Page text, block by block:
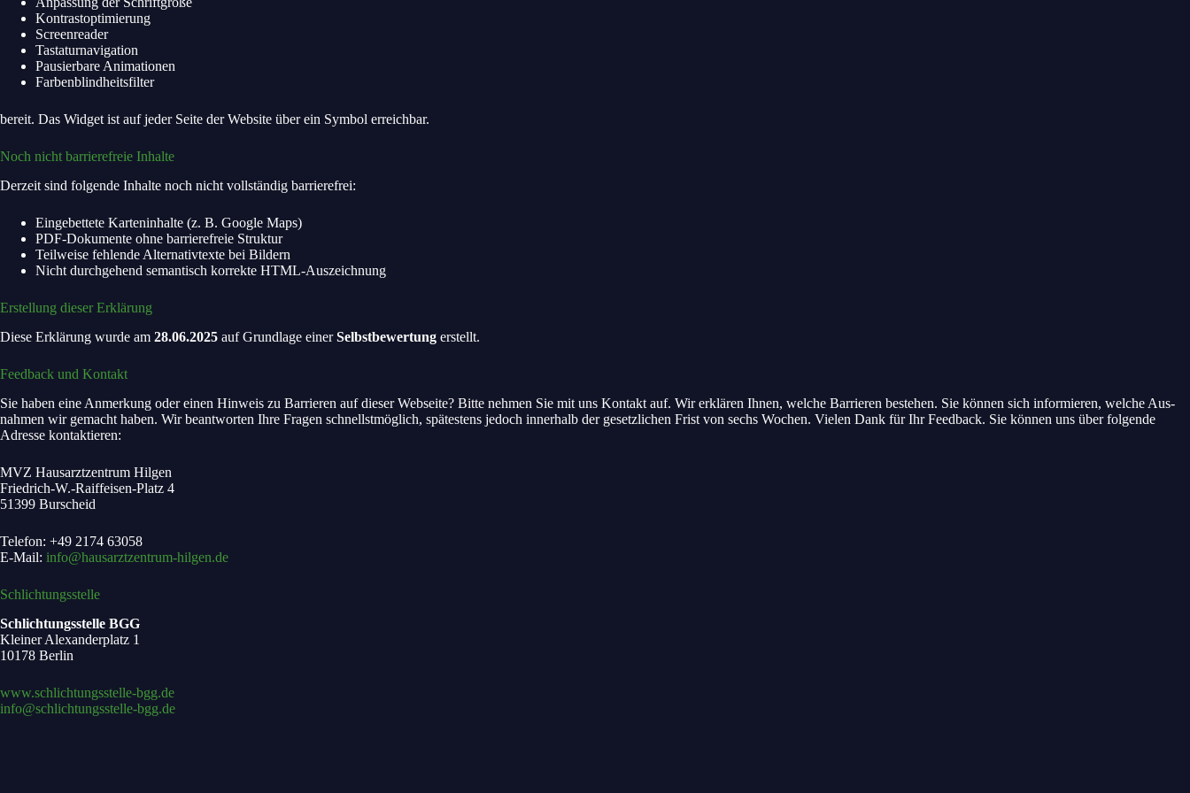
Kon­trast­op­ti­mie­rung
Screen­rea­der
Tas­ta­tur­na­vi­ga­ti­on
Pau­sier­ba­re Ani­ma­tio­nen
Far­ben­blind­heits­fil­ter
bereit. Das Wid­get ist auf jeder Sei­te der Web­site über ein Sym­bol erreich­bar.
Noch nicht bar­rie­re­freie Inhal­te
Der­zeit sind fol­gen­de Inhal­te noch nicht voll­stän­dig bar­rie­re­frei:
Ein­ge­bet­te­te Kar­ten­in­hal­te (z. B. Goog­le Maps)
PDF-Doku­men­te ohne bar­rie­re­freie Struk­tur
Teil­wei­se feh­len­de Alter­na­tiv­tex­te bei Bil­dern
Nicht durch­ge­hend seman­tisch kor­rek­te HTML-Aus­zeich­nung
Erstel­lung die­ser Erklä­rung
Die­se Erklä­rung wur­de am 28.06.2025 auf Grund­lage einerSelbst­be­wer­tung erstellt.
Feed­back und Kon­takt
Sie haben eine Anmer­kung oder einen Hin­weis zu Bar­rie­ren auf die­ser Web­sei­te? Bit­te neh­men Sie mit uns Kon­takt auf. Wir erklä­ren Ihnen, wel­che Bar­rie­ren bestehen. Sie kön­nen sich infor­mie­ren, wel­che Aus­
nah­men wir gemacht haben. Wir beant­wor­ten Ihre Fra­gen schnellst­mög­lich, spä­tes­tens jedoch inner­halb der gesetz­li­chen Frist von sechs Wochen. Vie­len Dank für Ihr Feed­back. Sie kön­nen uns über fol­gen­de
Adres­se kon­tak­tie­ren:
MVZ Haus­arzt­zen­trum Hil­gen
Friedrich‑W.-Raiffeisen-Platz 4
51399 Bur­scheid
Tele­fon: +49 2174 63058
E‑Mail: info@hausarztzentrum-hilgen.de
Schlich­tungs­stel­le
Schlich­tungs­stel­le BGG
Klei­ner Alex­an­der­platz 1
10178 Ber­lin
www.schlichtungsstelle-bgg.de
info@schlichtungsstelle-bgg.de